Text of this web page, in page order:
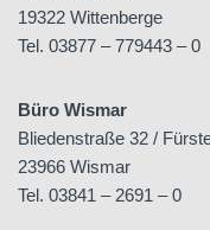
19322 Wittenberge
Tel. 03877 – 779443 – 0
Büro Wismar
Bliedenstraße 32 /
23966 Wismar
Tel. 03841 – 2691 – 0